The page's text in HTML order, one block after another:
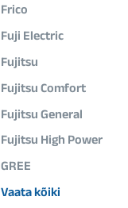
Frico
Fuji Electric
Fujitsu
Fujitsu Comfort
Fujitsu General
Fujitsu High Power
GREE
Vaata kõiki